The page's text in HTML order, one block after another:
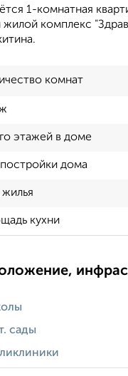
1-комнатная
комплекс
комнат
этажей в доме
дома
кухни
сады